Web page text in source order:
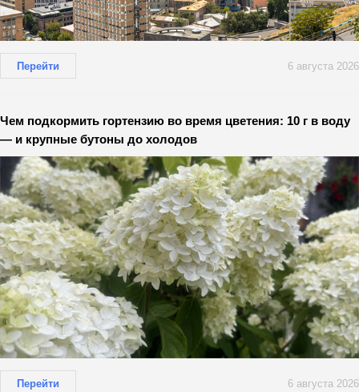
Перейти 6 августа 2026
Чем подкормить гортензию во время цветения: 10 г в воду
— и крупные бутоны до холодов
Перейти 6 августа 2026